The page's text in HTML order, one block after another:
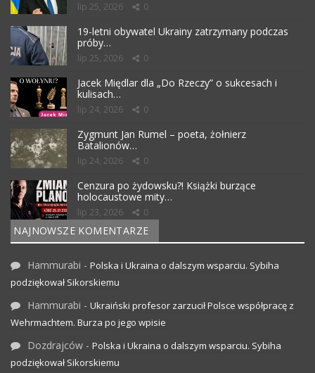
lip 25, 2026 0
19-letni obywatel Ukrainy zatrzymany podczas
próby…
lip 25, 2026 0
Jacek Międlar dla „Do Rzeczy” o sukcesach i
kulisach…
lip 24, 2026 0
Zygmunt Jan Rumel – poeta, żołnierz
Batalionów…
lip 24, 2026 0
Cenzura po żydowsku?! Książki burzące
holocaustowe mity…
lip 23, 2026 0
NAJNOWSZE KOMENTARZE
Hammurabi - Polska i Ukraina o dalszym wsparciu. Sybiha
podziękował Sikorskiemu
Hammurabi - Ukraiński profesor zarzucił Polsce współpracę z
Wehrmachtem. Burza po jego wpisie
Dozdrajców - Polska i Ukraina o dalszym wsparciu. Sybiha
podziękował Sikorskiemu